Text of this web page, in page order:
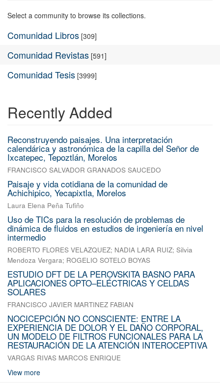
Select a community to browse its collections.
Comunidad Libros [309]
Comunidad Revistas [591]
Comunidad Tesis [3999]
Recently Added
Reconstruyendo paisajes. Una interpretación
calendárica y astronómica de la capilla del Señor de
Ixcatepec, Tepoztlán, Morelos
FRANCISCO SALVADOR GRANADOS SAUCEDO
Paisaje y vida cotidiana de la comunidad de
Achichipico, Yecapixtla, Morelos
Laura Elena Peña Tufiño
Uso de TICs para la resolución de problemas de
dinámica de fluidos en estudios de ingeniería en nivel
intermedio
ROBERTO FLORES VELAZQUEZ; NADIA LARA RUIZ; Silvia
Mendoza Vergara; ROGELIO SOTELO BOYAS
ESTUDIO DFT DE LA PEROVSKITA BASNO PARA
APLICACIONES OPTO–ELÉCTRICAS Y CELDAS
SOLARES
FRANCISCO JAVIER MARTINEZ FABIAN
NOCICEPCIÓN NO CONSCIENTE: ENTRE LA
EXPERIENCIA DE DOLOR Y EL DAÑO CORPORAL,
UN MODELO DE FILTROS FUNCIONALES PARA LA
RESTAURACIÓN DE LA ATENCIÓN INTEROCEPTIVA
VARGAS RIVAS MARCOS ENRIQUE
View more